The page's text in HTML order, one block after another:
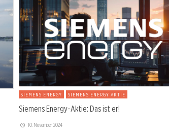
SIEMENS ENERGY SIEMENS ENERGY AKTIE
Siemens Energy-Aktie: Das ist er!
10. November 2024